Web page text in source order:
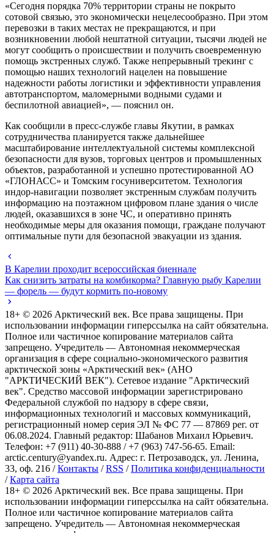
«Сегодня порядка 70% территории страны не покрыто
сотовой связью, это экономически нецелесообразно. При этом
перевозки в таких местах не прекращаются, и при
возникновении любой нештатной ситуации, тысячи людей не
могут сообщить о происшествии и получить своевременную
помощь экстренных служб. Также непрерывный трекинг с
помощью наших технологий нацелен на повышение
надежности работы логистики и эффективности управления
автотранспортом, маломерными водными судами и
беспилотной авиацией», — пояснил он.
Как сообщили в пресс-службе главы Якутии, в рамках
сотрудничества планируется также дальнейшее
масштабирование интеллектуальной системы комплексной
безопасности для вузов, торговых центров и промышленных
объектов, разработанной и успешно протестированной АО
«ГЛОНАСС» и Томским госуниверситетом. Технология
индор-навигации позволяет экстренным службам получить
информацию на поэтажном цифровом плане здания о числе
людей, оказавшихся в зоне ЧС, и оперативно принять
необходимые меры для оказания помощи, граждане получают
оптимальные пути для безопасной эвакуации из здания.
В Карелии проходит всероссийская биеннале
Как снизить затраты на комбикорма? Главную рыбу Карелии
— форель — будут кормить по-новому
18+ © 2026 Арктический век. Все права защищены. При
использовании информации гиперссылка на сайт обязательна.
Полное или частичное копирование материалов сайта
запрещено. Учредитель — Автономная некоммерческая
организация в сфере социально-экономического развития
арктической зоны «Арктический век» (АНО
"АРКТИЧЕСКИЙ ВЕК"). Сетевое издание "Арктический
век". Средство массовой информации зарегистрировано
Федеральной службой по надзору в сфере связи,
информационных технологий и массовых коммуникаций,
регистрационный номер серия ЭЛ № ФС 77 — 87869 рег. от
06.08.2024. Главный редактор: Шабанов Михаил Юрьевич.
Телефон: +7 (911) 40-30-888 / +7 (963) 747-56-65. Email:
arctic.century@yandex.ru. Адрес: г. Петрозаводск, ул. Ленина,
33, оф. 216 /Контакты /RSS /Политика конфиденциальности
/Карта сайта
18+ © 2026 Арктический век. Все права защищены. При
использовании информации гиперссылка на сайт обязательна.
Полное или частичное копирование материалов сайта
запрещено. Учредитель — Автономная некоммерческая